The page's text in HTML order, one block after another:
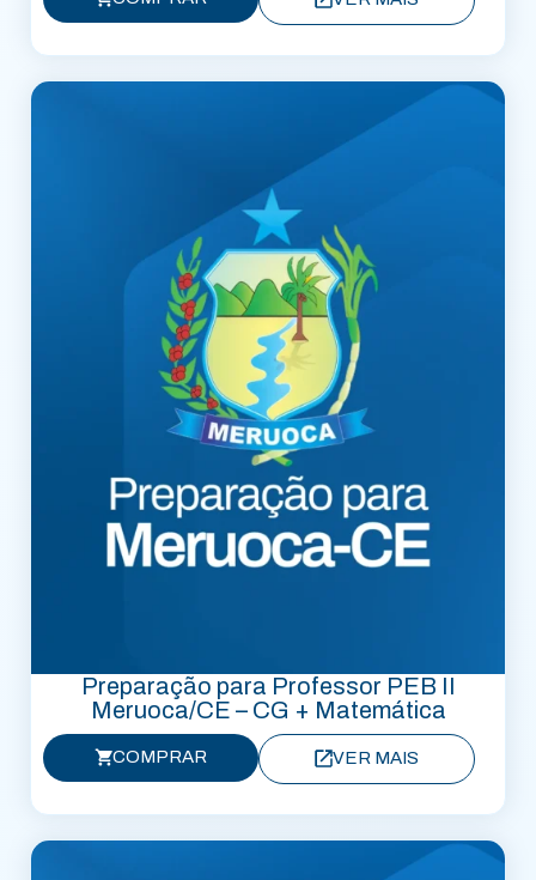
Preparação para Professor PEB II
Meruoca/CE – CG + Matemática
COMPRAR VER MAIS